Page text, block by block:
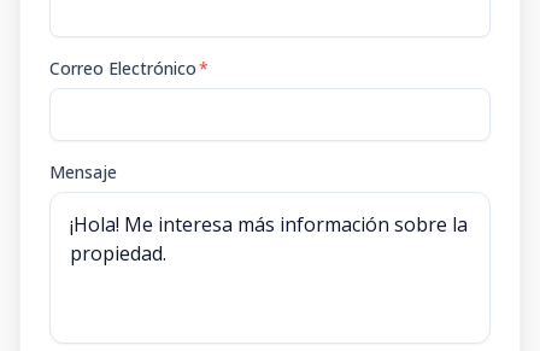
Correo Electrónico*
Mensaje